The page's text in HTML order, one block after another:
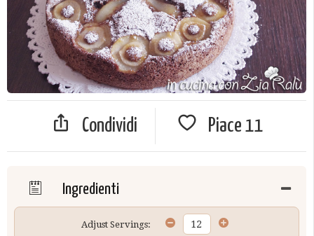
Condividi Piace 11
Ingredienti
Adjust Servings: